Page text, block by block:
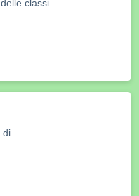
classi
di